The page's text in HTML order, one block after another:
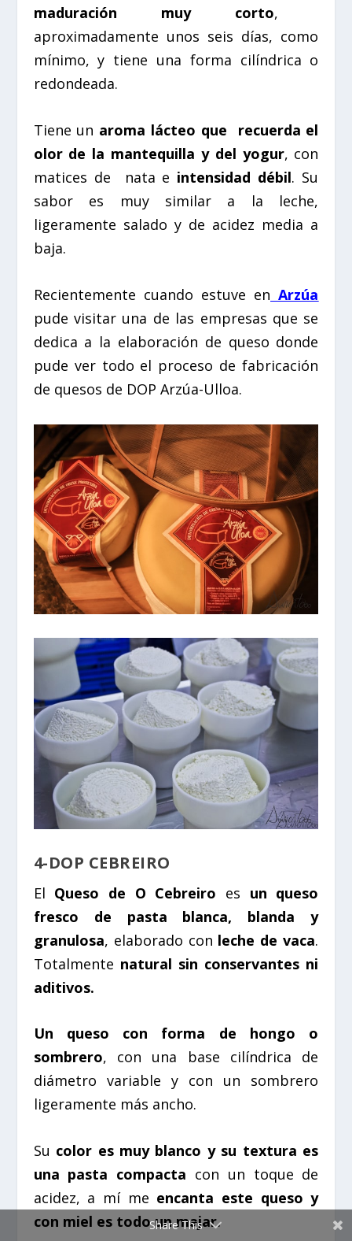
maduración muy corto,
aproximadamente unos seis días, como
mínimo, y tiene una forma cilíndrica o
redondeada.
Tiene un aroma lácteo que
recuerda el
olor de la mantequilla y del yogur, con
matices de
nata e intensidad débil. Su
sabor es muy similar a la leche,
ligeramente salado y de acidez media a
baja.
Recientemente cuando estuve en Arzúa
pude visitar una de las empresas que se
dedica a la elaboración de queso donde
pude ver todo el proceso de fabricación
de quesos de DOP Arzúa-Ulloa.
4-DOP CEBREIRO
El Queso de O Cebreiro es un queso
fresco de pasta blanca, blanda y
granulosa, elaborado con leche de vaca.
Totalmente natural sin conservantes ni
aditivos.
Un queso con forma de hongo o
sombrero, con una base cilíndrica de
diámetro variable y con un sombrero
ligeramente más ancho.
Su color es muy blanco y su textura es
una pasta compacta con un toque de
acidez, a mí me encanta este queso y
con miel es todo un majar.
Share This